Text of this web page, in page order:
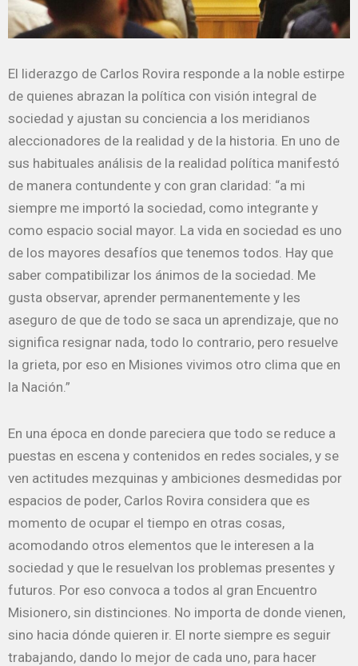
El liderazgo de Carlos Rovira responde a la noble estirpe
de quienes abrazan la política con visión integral de
sociedad y ajustan su conciencia a los meridianos
aleccionadores de la realidad y de la historia. En uno de
sus habituales análisis de la realidad política manifestó
de manera contundente y con gran claridad: “a mi
siempre me importó la sociedad, como integrante y
como espacio social mayor. La vida en sociedad es uno
de los mayores desafíos que tenemos todos. Hay que
saber compatibilizar los ánimos de la sociedad. Me
gusta observar, aprender permanentemente y les
aseguro de que de todo se saca un aprendizaje, que no
significa resignar nada, todo lo contrario, pero resuelve
la grieta, por eso en Misiones vivimos otro clima que en
la Nación.”
En una época en donde pareciera que todo se reduce a
puestas en escena y contenidos en redes sociales, y se
ven actitudes mezquinas y ambiciones desmedidas por
espacios de poder, Carlos Rovira considera que es
momento de ocupar el tiempo en otras cosas,
acomodando otros elementos que le interesen a la
sociedad y que le resuelvan los problemas presentes y
futuros. Por eso convoca a todos al gran Encuentro
Misionero, sin distinciones. No importa de donde vienen,
sino hacia dónde quieren ir. El norte siempre es seguir
trabajando, dando lo mejor de cada uno, para hacer